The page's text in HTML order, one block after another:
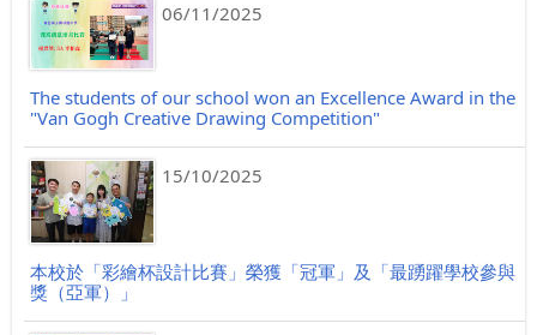
06/11/2025
The students of our school won an Excellence Award in the
"Van Gogh Creative Drawing Competition"
15/10/2025
本校於「彩繪杯設計比賽」榮獲「冠軍」及「最踴躍學校參與
獎（亞軍）」